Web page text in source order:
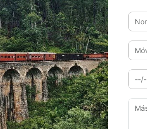
los artículos exhibidos en el museo
al norte de Junagarh, es un emporio
y pinturas.
maravillosa para todos los
e interesante historia y el